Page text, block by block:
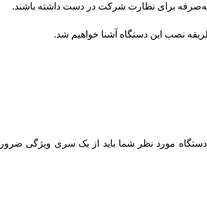
به‌صرفه‌ برای نظارت شرکت در دست داشته باشند.
نصب این دستگاه آشنا خواهیم شد.
دستگاه مورد نظر شما باید از یک سری ویژگی